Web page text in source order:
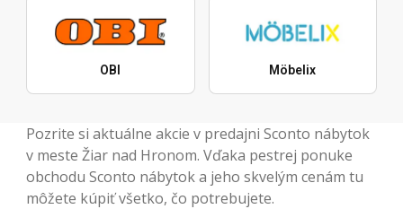
OBI Möbelix
Pozrite si aktuálne akcie v predajni Sconto nábytok
v meste Žiar nad Hronom. Vďaka pestrej ponuke
obchodu Sconto nábytok a jeho skvelým cenám tu
môžete kúpiť všetko, čo potrebujete.